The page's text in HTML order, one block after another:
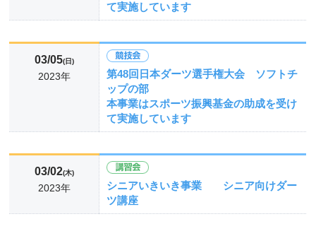
て実施しています
03/05(日)
2023年
第48回日本ダーツ選手権大会 ソフトチ
ップの部
本事業はスポーツ振興基金の助成を受け
て実施しています
03/02(木)
2023年
シニアいきいき事業 シニア向けダー
ツ講座